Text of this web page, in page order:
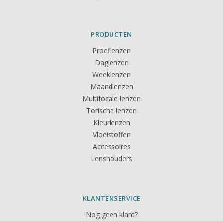
PRODUCTEN
Proeflenzen
Daglenzen
Weeklenzen
Maandlenzen
Multifocale lenzen
Torische lenzen
Kleurlenzen
Vloeistoffen
Accessoires
Lenshouders
KLANTENSERVICE
Nog geen klant?